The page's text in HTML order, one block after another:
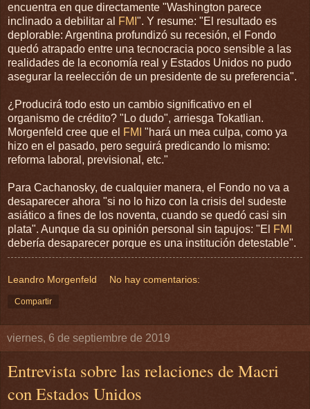
encuentra en que directamente "Washington parece
inclinado a debilitar al
FMI ". Y resume: "El resultado es
deplorable: Argentina profundizó su recesión, el Fondo
quedó atrapado entre una tecnocracia poco sensible a las
realidades de la economía real y Estados Unidos no pudo
asegurar la reelección de un presidente de su preferencia".
¿Producirá todo esto un cambio significativo en el
organismo de crédito? "Lo dudo", arriesga Tokatlian.
Morgenfeld cree que el FMI "hará un mea culpa, como ya
hizo en el pasado, pero seguirá predicando lo mismo:
reforma laboral, previsional, etc."
Para Cachanosky, de cualquier manera, el Fondo no va a
desaparecer ahora "si no lo hizo con la crisis del sudeste
asiático a fines de los noventa, cuando se quedó casi sin
plata". Aunque da su opinión personal sin tapujos: "El
FMI
debería desaparecer porque es una institución detestable".
Leandro Morgenfeld No hay comentarios:
Compartir
viernes, 6 de septiembre de 2019
Entrevista sobre las relaciones de Macri
con Estados Unidos